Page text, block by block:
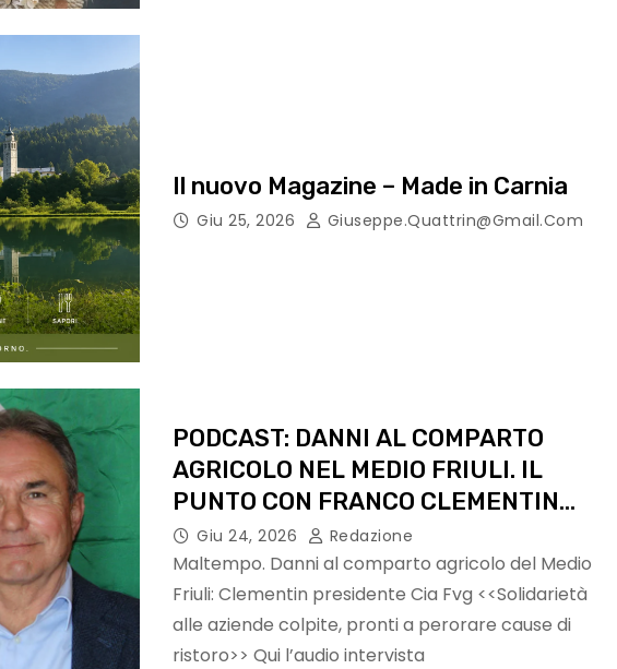
Il nuovo Magazine – Made in Carnia
Giu 25, 2026 Giuseppe.quattrin@gmail.com
PODCAST: DANNI AL COMPARTO
AGRICOLO NEL MEDIO FRIULI. IL
PUNTO CON FRANCO CLEMENTIN
PRESIDENTE CIA FVG
Giu 24, 2026 Redazione
Maltempo. Danni al comparto agricolo del Medio
Friuli: Clementin presidente Cia Fvg <<Solidarietà
alle aziende colpite, pronti a perorare cause di
ristoro>> Qui l’audio intervista